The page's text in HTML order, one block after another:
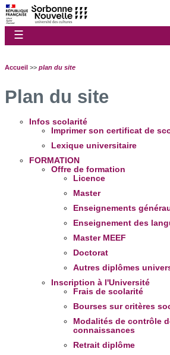
☰
Accueil >> plan du site
Plan du site
Infos scolarité
Imprimer son certificat de
Lexique universitaire
FORMATION
Offre de formation
Licence
Master
Enseignements
Enseignement des
Master MEEF
Doctorat
Autres diplômes
Inscription à l'Université
Frais de scolarité
Bourses sur critères
Modalités de contrôle
connaissances
Retrait diplôme